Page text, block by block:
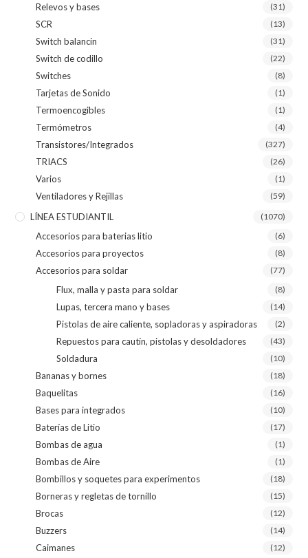
Relevos y bases (31)
SCR (13)
Switch balancin (31)
Switch de codillo (22)
Switches (8)
Tarjetas de Sonido (1)
Termoencogibles (1)
Termómetros (4)
Transistores/Integrados (327)
TRIACS (26)
Varios (1)
Ventiladores y Rejillas (59)
LÍNEA ESTUDIANTIL (1070)
Accesorios para baterias litio (6)
Accesorios para proyectos (8)
Accesorios para soldar (77)
Flux, malla y pasta para soldar (8)
Lupas, tercera mano y bases (14)
Pistolas de aire caliente, sopladoras y aspiradoras (2)
Repuestos para cautín, pistolas y desoldadores (43)
Soldadura (10)
Bananas y bornes (18)
Baquelitas (16)
Bases para integrados (10)
Baterías de Litio (17)
Bombas de agua (1)
Bombas de Aire (1)
Bombillos y soquetes para experimentos (18)
Borneras y regletas de tornillo (15)
Brocas (12)
Buzzers (14)
Caimanes (12)